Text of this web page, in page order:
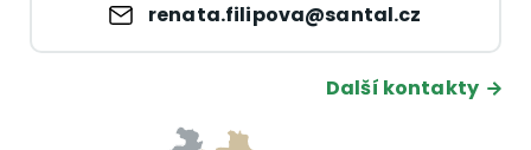
renata.filipova@santal.cz
Další kontakty